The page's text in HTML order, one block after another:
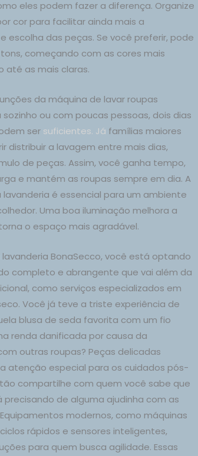
eles podem fazer a diferença. Organize
cor para facilitar ainda mais a
escolha das peças. Se você preferir, pode
começando com as cores mais
até as mais claras.
da máquina de lavar roupas
sozinho ou com poucas pessoas, dois dias
ser suficientes. Já famílias maiores
distribuir a lavagem entre mais dias,
de peças. Assim, você ganha tempo,
e mantém as roupas sempre em dia. A
lavanderia é essencial para um ambiente
Uma boa iluminação melhora a
o espaço mais agradável.
lavanderia BonaSecco, você está optando
completo e abrangente que vai além da
como serviços especializados em
Você já teve a triste experiência de
blusa de seda favorita com um fio
renda danificada por causa da
outras roupas? Peças delicadas
atenção especial para os cuidados pós-
compartilhe com quem você sabe que
de alguma ajudinha com as
modernos, como máquinas
rápidos e sensores inteligentes,
para quem busca agilidade. Essas